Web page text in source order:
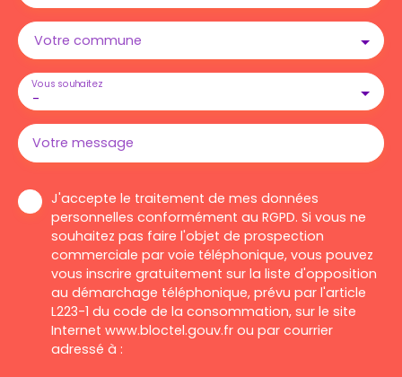
Votre commune
-
Vous souhaitez
Votre message
J'accepte le traitement de mes données
personnelles conformément au RGPD. Si vous ne
souhaitez pas faire l'objet de prospection
commerciale par voie téléphonique, vous pouvez
vous inscrire gratuitement sur la liste d'opposition
au démarchage téléphonique, prévu par l'article
L223-1 du code de la consommation, sur le site
Internet www.bloctel.gouv.fr ou par courrier
adressé à :